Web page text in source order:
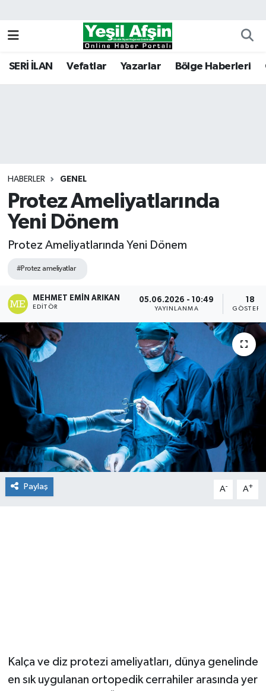
SERİ İLAN Vefatlar Yazarlar Bölge Haberleri
HABERLER GENEL
Protez Ameliyatlarında
Yeni Dönem
Protez Ameliyatlarında Yeni Dönem
#Protez ameliyatlar
MEHMET EMIN ARIKAN
EDITÖR
05.06.2026 - 10:49
YAYINLANMA
18
Paylaş A- A+
Kalça ve diz protezi ameliyatları, dünya genelinde
en sık uygulanan ortopedik cerrahiler arasında yer
Kahramanmaraş Nöbetçi Eczaneler
Tüm Manşetler
Son Dakika Haberleri